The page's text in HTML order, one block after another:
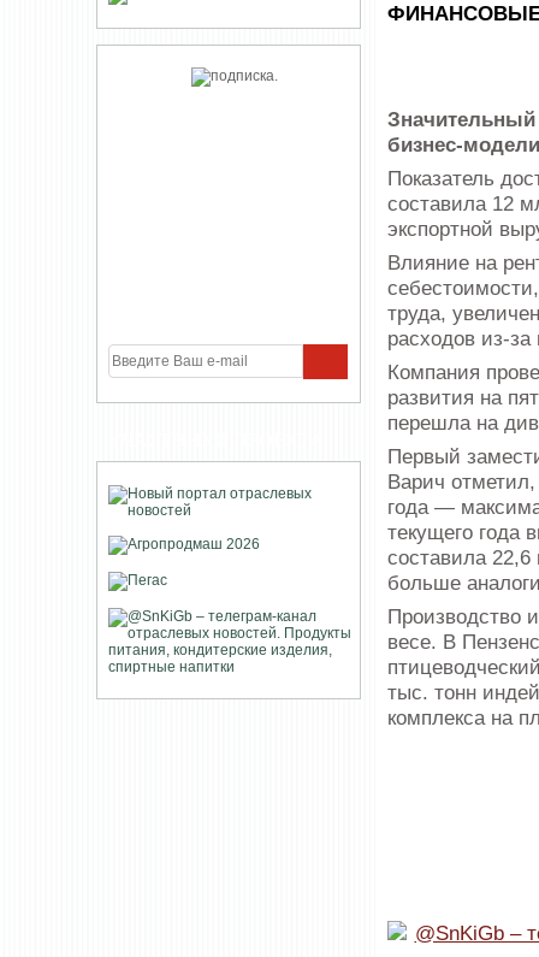
ФИНАНСОВЫЕ
Значительный
бизнес-
Показатель
составила 12
экспортной
Влияние на
труда,
расходов из-
Компания
развития на
перешла на
Первый
Варич отметил,
года —
текущего года
составила
больше
Производство
весе. В
тыс. тонн
комплекса на